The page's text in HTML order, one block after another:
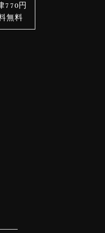
カジュアルシャツ
バッグ
ストール・マフラー
円
無料